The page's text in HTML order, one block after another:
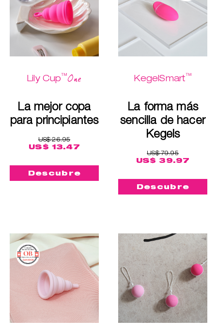
Lily Cup™One
La mejor copa
para principiantes
US$ 26.95
US$ 13.47
Descubre
KegelSmart™
La forma más
sencilla de hacer
Kegels
US$ 79.95
US$ 39.97
Descubre